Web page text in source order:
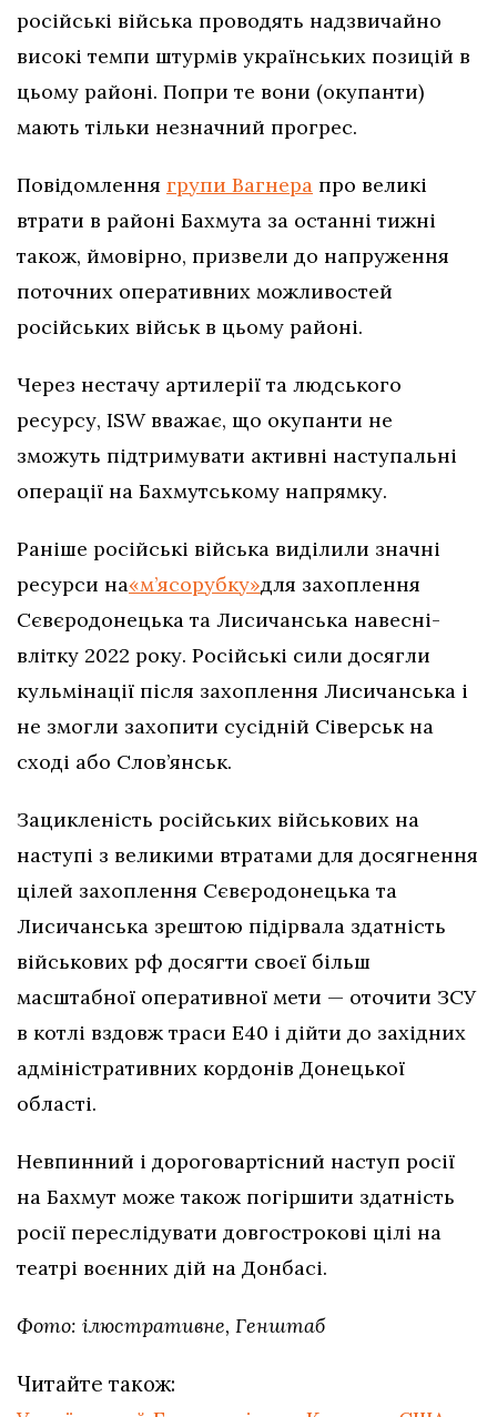
російські війська проводять надзвичайно
високі темпи штурмів українських позицій в
цьому районі. Попри те вони (окупанти)
мають тільки незначний прогрес.
Повідомлення групи Вагнера про великі
втрати в районі Бахмута за останні тижні
також, ймовірно, призвели до напруження
поточних оперативних можливостей
російських військ в цьому районі.
Через нестачу артилерії та людського
ресурсу, ISW вважає, що окупанти не
зможуть підтримувати активні наступальні
операції на Бахмутському напрямку.
Раніше російські війська виділили значні
ресурси на«м’ясорубку»для захоплення
Сєвєродонецька та Лисичанська навесні-
влітку 2022 року. Російські сили досягли
кульмінації після захоплення Лисичанська і
не змогли захопити сусідній Сіверськ на
сході або Слов’янськ.
Зацикленість російських військових на
наступі з великими втратами для досягнення
цілей захоплення Сєвєродонецька та
Лисичанська зрештою підірвала здатність
військових рф досягти своєї більш
масштабної оперативної мети — оточити ЗСУ
в котлі вздовж траси Е40 і дійти до західних
адміністративних кордонів Донецької
області.
Невпинний і дороговартісний наступ росії
на Бахмут може також погіршити здатність
росії переслідувати довгострокові цілі на
театрі воєнних дій на Донбасі.
Фото: ілюстративне, Генштаб
Читайте також: